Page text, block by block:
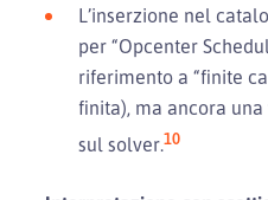
L’inserzione nel
per “Opcenter
riferimento a “finite
finita), ma ancora
sul solver.10